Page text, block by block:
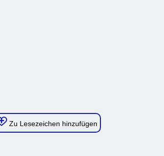
Zu Lesezeichen hinzufügen